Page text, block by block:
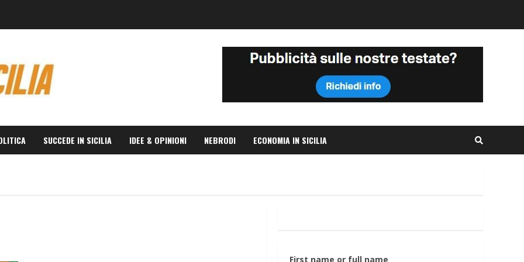
SUCCEDE IN SICILIA IDEE & OPINIONI NEBRODI ECONOMIA IN SICILIA
First name or full name